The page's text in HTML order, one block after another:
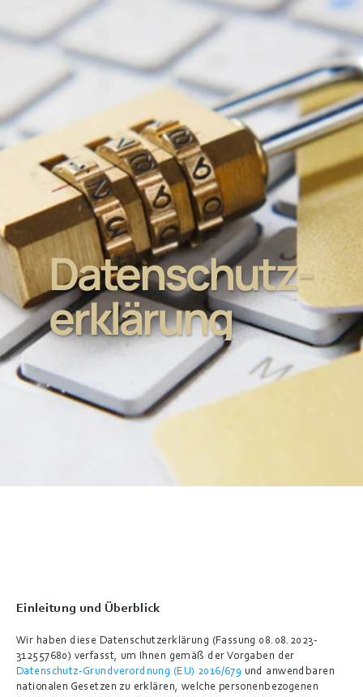
Datenschutz-
erklärung
Buchen
Einleitung und Überblick
Wir haben diese Datenschutzerklärung (Fassung 08.08.2023-
Datenschutz-Grundverordnung (EU) 2016/679 und anwendbaren
nationalen Gesetzen zu erklären, welche personenbezogenen